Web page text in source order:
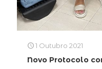
1 Outubro 2021
Novo Protocolo